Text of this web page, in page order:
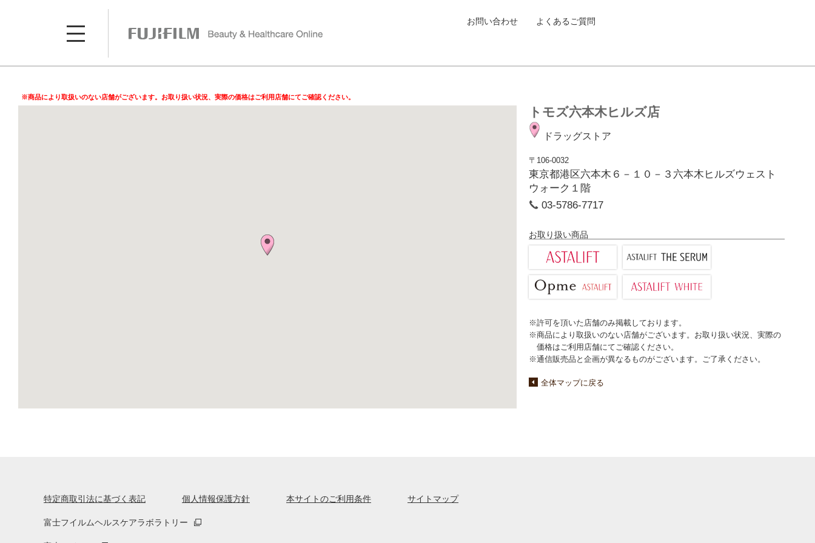
お問い合わせ よくあるご質問
※商品により取扱いのない店舗がございます。お取り扱い状況、実際の価格はご利用店舗にてご確認ください。
トモズ六本木ヒルズ店
ドラッグストア
〒106-0032
東京都港区六本木６－１０－３六本木ヒルズウェスト
ウォーク１階
03-5786-7717
お取り扱い商品
※許可を頂いた店舗のみ掲載しております。
※商品により取扱いのない店舗がございます。お取り扱い状況、実際の
価格はご利用店舗にてご確認ください。
※通信販売品と企画が異なるものがございます。ご了承ください。
全体マップに戻る
特定商取引法に基づく表記 個人情報保護方針 本サイトのご利用条件 サイトマップ
富士フイルムヘルスケアラボラトリー